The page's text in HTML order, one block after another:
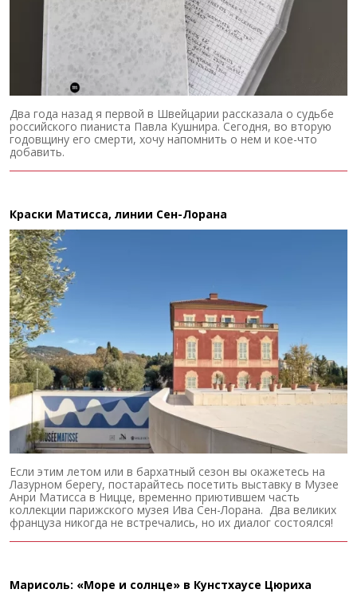
Два года назад я первой в Швейцарии рассказала о судьбе
российского пианиста Павла Кушнира. Сегодня, во вторую
годовщину его смерти, хочу напомнить о нем и кое-что
добавить.
Краски Матисса, линии Сен-Лорана
Если этим летом или в бархатный сезон вы окажетесь на
Лазурном берегу, постарайтесь посетить выставку в Музее
Анри Матисса в Ницце, временно приютившем часть
коллекции парижского музея Ива Сен-Лорана. Два великих
француза никогда не встречались, но их диалог состоялся!
Марисоль: «Море и солнце» в Кунстхаусе Цюриха